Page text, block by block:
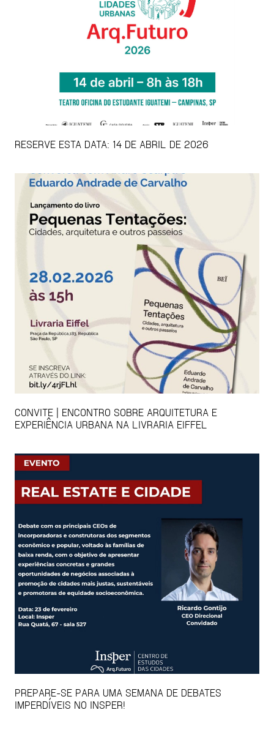
RESERVE ESTA DATA: 14 DE ABRIL DE 2026
CONVITE | ENCONTRO SOBRE ARQUITETURA E
EXPERIÊNCIA URBANA NA LIVRARIA EIFFEL
PREPARE-SE PARA UMA SEMANA DE DEBATES
IMPERDÍVEIS NO INSPER!